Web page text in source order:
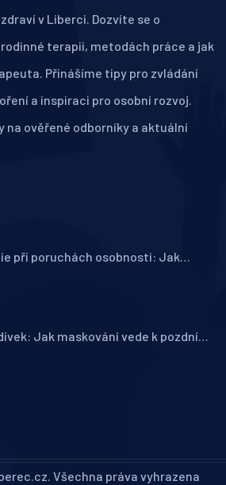
v Liberci. Dozvíte se o
terapii, metodách práce a jak
Přinášíme tipy pro zvládání
a inspiraci pro osobní rozvoj.
na ověřené odborníky a aktuální
při poruchách osobnosti: Jak
Jak maskování vede k pozdní
Všechna práva vyhrazena